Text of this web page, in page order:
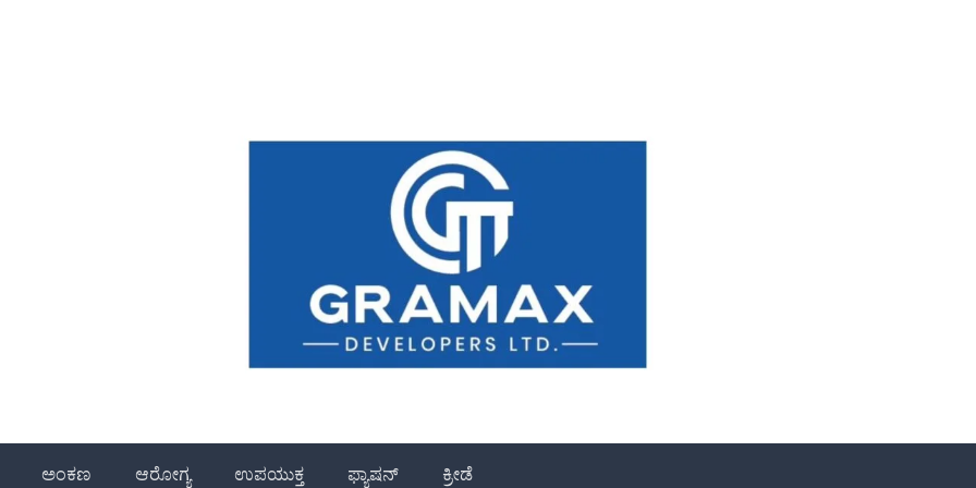
ಅಂಕಣ ಆರೋಗ್ಯ ಉಪಯುಕ್ತ ಫ್ಯಾಷನ್ ಕ್ರೀಡೆ